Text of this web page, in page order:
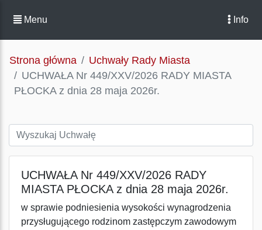
Menu Info
Strona główna
Uchwały Rady Miasta
UCHWAŁA Nr 449/XXV/2026 RADY MIASTA
PŁOCKA z dnia 28 maja 2026r.
UCHWAŁA Nr 449/XXV/2026 RADY
MIASTA PŁOCKA z dnia 28 maja 2026r.
w sprawie podniesienia wysokości wynagrodzenia
przysługującego rodzinom zastępczym zawodowym